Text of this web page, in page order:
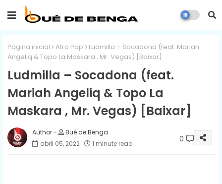
Página inicial Afro Pop
Ludmilla – Socadona (feat. Mariah
Angeliq & Topo La Maskara , Mr. Vegas) [Baixar]
Ludmilla – Socadona (feat.
Mariah Angeliq & Topo La
Maskara , Mr. Vegas) [Baixar]
Bué de Benga
abril 05, 2022
1 minute read 0